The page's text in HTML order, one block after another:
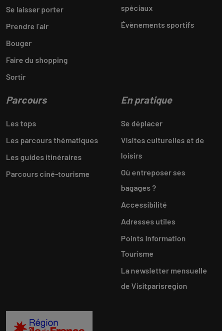
Se laisser porter
Prendre l’air
Bouger
Faire du shopping
Sortir
spéciaux
Évènements sportifs
Parcours
Les tops
Les parcours thématiques
Les guides itinéraires
Parcours ciné-tourisme
En pratique
Se déplacer
Visites culturelles et de
loisirs
Où entreposer ses
bagages ?
Accessibilité
Adresses utiles
Points Information
Tourisme
La newsletter mensuelle
de Visitparisregion